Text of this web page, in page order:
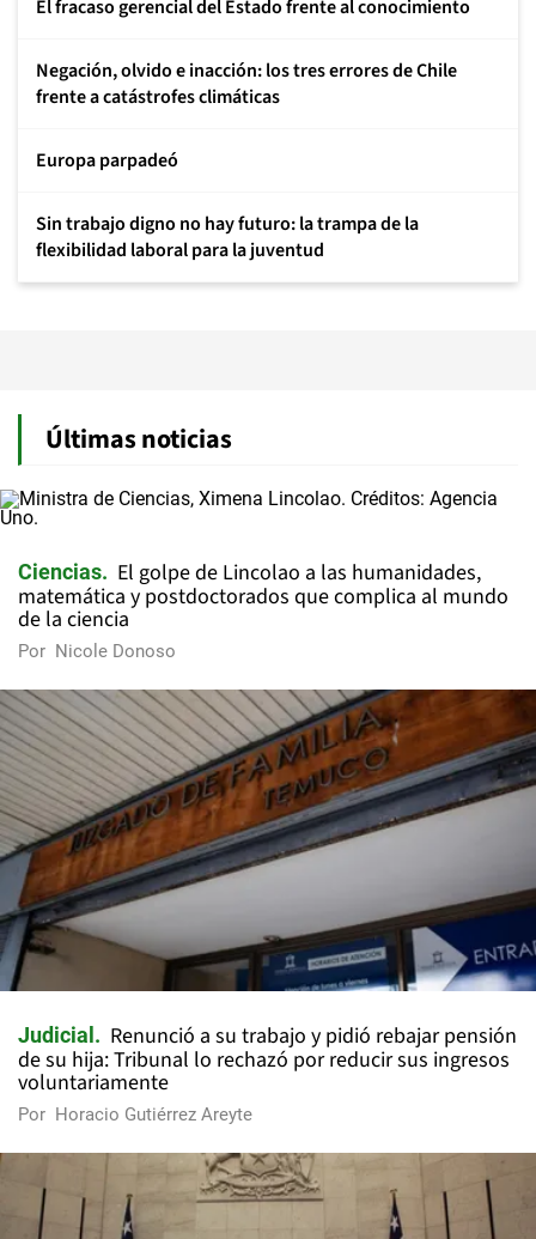
El fracaso gerencial del Estado frente al conocimiento
Negación, olvido e inacción: los tres errores de Chile
frente a catástrofes climáticas
Europa parpadeó
Sin trabajo digno no hay futuro: la trampa de la
flexibilidad laboral para la juventud
Últimas noticias
Ciencias
El golpe de Lincolao a las humanidades,
matemática y postdoctorados que complica al mundo
de la ciencia
Por Nicole Donoso
Judicial
Renunció a su trabajo y pidió rebajar pensión
de su hija: Tribunal lo rechazó por reducir sus ingresos
voluntariamente
Por Horacio Gutiérrez Areyte